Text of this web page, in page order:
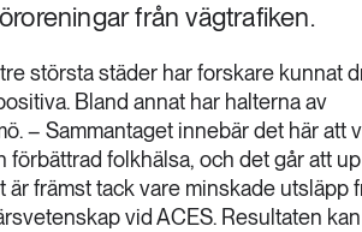
från vägtrafiken.
största städer har forskare kunnat
Bland annat har halterna av
– Sammantaget innebär det här att
folkhälsa, och det går att
främst tack vare minskade utsläpp
vid ACES. Resultaten